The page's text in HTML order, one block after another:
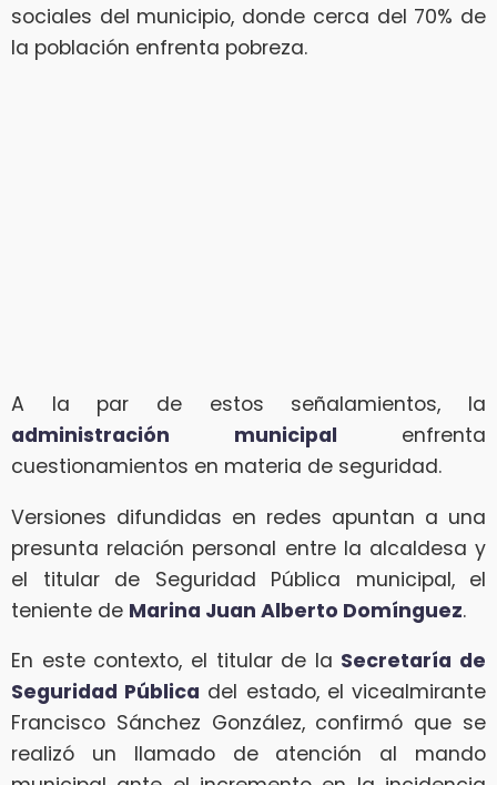
sociales del municipio, donde cerca del 70% de
la población enfrenta pobreza.
A la par de estos señalamientos, la
administración municipal enfrenta
cuestionamientos en materia de seguridad.
Versiones difundidas en redes apuntan a una
presunta relación personal entre la alcaldesa y
el titular de Seguridad Pública municipal, el
teniente de Marina Juan Alberto Domínguez.
En este contexto, el titular de la Secretaría de
Seguridad Pública del estado, el vicealmirante
Francisco Sánchez González, confirmó que se
realizó un llamado de atención al mando